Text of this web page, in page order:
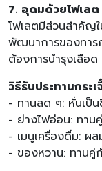
7. อุดมด้วยโฟเลต
โฟเลตมีส่วนสำคัญใ
พัฒนาการของทาร
ต้องการบำรุงเลือด
วิธีรับประทานกระ
- ทานสด ๆ: หั่นเป็
- ย่างไฟอ่อน: ทาน
- เมนูเครื่องดื่ม: ผ
- ของหวาน: ทานคู่